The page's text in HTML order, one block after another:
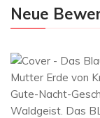
Neue
Gute-Nacht-
Waldgeist. Das